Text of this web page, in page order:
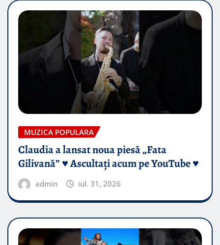
MUZICA POPULARA
Claudia a lansat noua piesă „Fata
Gilivană” ♥️ Ascultați acum pe YouTube ♥️
admin iul. 31, 2026